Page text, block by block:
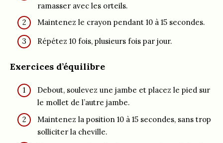
ramasser avec les orteils.
Maintenez le crayon pendant 10 à 15 secondes.
Répétez 10 fois, plusieurs fois par jour.
Exercices d’équilibre
Debout, soulevez une jambe et placez le pied sur
le mollet de l’autre jambe.
Maintenez la position 10 à 15 secondes, sans trop
solliciter la cheville.